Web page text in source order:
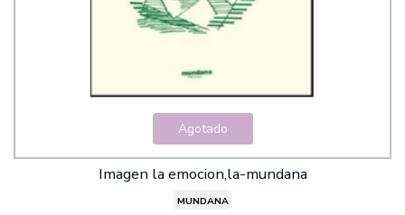
Agotado
Imagen la emocion,la-mundana
MUNDANA